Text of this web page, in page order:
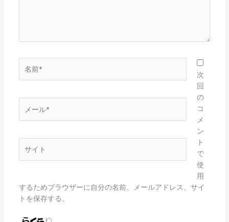
ー
*
次
回
の
コ
メ
ン
ト
で
使
用
するためブラウザーに自分の名前、メールアドレス、サイ
トを保存する。